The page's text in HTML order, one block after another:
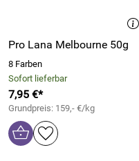
Pro Lana Melbourne 50g
8 Farben
Sofort lieferbar
7,95 €*
Grundpreis: 159,- €/kg